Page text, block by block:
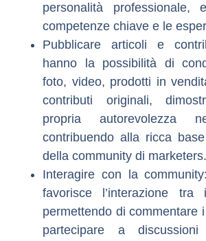
personalità professionale,
competenze chiave e le
Pubblicare articoli e
hanno la possibilità di
foto, video, prodotti in
contributi originali,
propria autorevolezza
contribuendo alla ricca
della community di marketers.
Interagire con la community
favorisce l’interazione tra
permettendo di commentare
partecipare a